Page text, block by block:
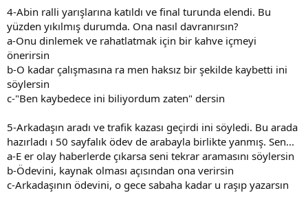
4-Abin ralli yarışlarına katıldı ve final turunda elendi. Bu
yüzden yıkılmış durumda. Ona nasıl davranırsın?
a-Onu dinlemek ve rahatlatmak için bir kahve içmeyi
önerirsin
b-O kadar çalışmasına ra men haksız bir şekilde kaybetti ini
söylersin
c-"Ben kaybedece ini biliyordum zaten" dersin
5-Arkadaşın aradı ve trafik kazası geçirdi ini söyledi. Bu arada
hazırladı ı 50 sayfalık ödev de arabayla birlikte yanmış. Sen...
a-E er olay haberlerde çıkarsa seni tekrar aramasını söylersin
b-Ödevini, kaynak olması açısından ona verirsin
c-Arkadaşının ödevini, o gece sabaha kadar u raşıp yazarsın